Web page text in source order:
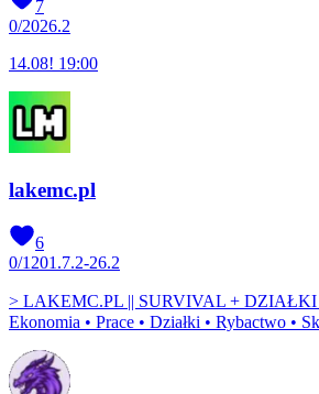
7
0/2026.2
14.08! 19:00
lakemc.pl
6
0/1201.7.2-26.2
> LAKEMC.PL || SURVIVAL + DZIAŁKI
Ekonomia • Prace • Działki • Rybactwo •